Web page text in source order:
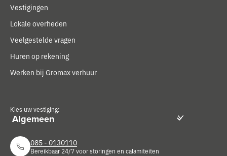
Vestigingen
Lokale overheden
Veelgestelde vragen
Huren op rekening
Werken bij Gromax verhuur
Kies uw vestiging:
085 - 0130110
Bereikbaar 24/7 voor storingen en calamiteiten